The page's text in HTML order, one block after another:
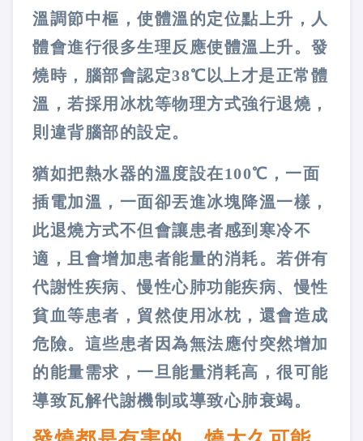
溫調節中樞，使體溫的定位點上升，人
體會進行很多生理反應使體溫上升。發
燒時，腦部會認定38℃以上才是正常體
溫，若採用冰枕等物理方式強行退燒，
則違背腦部的設定。
猶如把熱水器的溫度設在100℃，一面
插電加溫，一面卻丟進冰塊降溫一樣，
此退燒方式不但會讓患者感到寒冷不
適，且會增加患者能量的消耗。若併有
代謝性疾病、慢性心肺功能疾病、慢性
貧血等患者，貿然使用冰枕，還會造成
危險。這些患者因為無法應付突然增加
的能量需求，一旦能量消耗高，很可能
導致瓦解代謝機制或導致心肺衰竭。